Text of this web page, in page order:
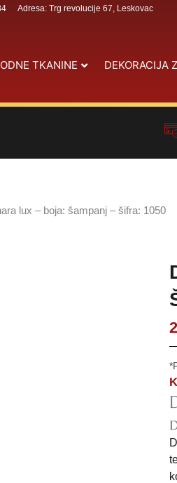
Adresa: Trg revolucije 67, Leskovac
TKANINE DEKORACIJA
lux – boja: šampanj – šifra: 1050